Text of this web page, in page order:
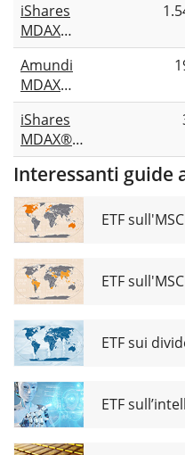
iShares
MDAX
UCITS
ETF (DE)
Amundi
MDAX
UCITS
ETF Dist
iShares
MDAX®
UCITS
ETF (DE)
EUR
(Dist)
Interessanti guide
ETF
ETF sui